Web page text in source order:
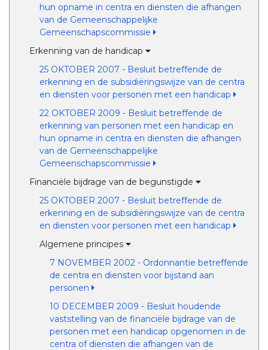
hun opname in centra en diensten die afhangen
van de Gemeenschappelijke
Gemeenschapscommissie
Erkenning van de handicap
25 OKTOBER 2007 - Besluit betreffende de
erkenning en de subsidiëringswijze van de centra
en diensten voor personen met een handicap
22 OKTOBER 2009 - Besluit betreffende de
erkenning van personen met een handicap en
hun opname in centra en diensten die afhangen
van de Gemeenschappelijke
Gemeenschapscommissie
Financiële bijdrage van de begunstigde
25 OKTOBER 2007 - Besluit betreffende de
erkenning en de subsidiëringswijze van de centra
en diensten voor personen met een handicap
Algemene principes
7 NOVEMBER 2002 - Ordonnantie betreffende
de centra en diensten voor bijstand aan
personen
10 DECEMBER 2009 - Besluit houdende
vaststelling van de financiële bijdrage van de
personen met een handicap opgenomen in de
centra of diensten die afhangen van de